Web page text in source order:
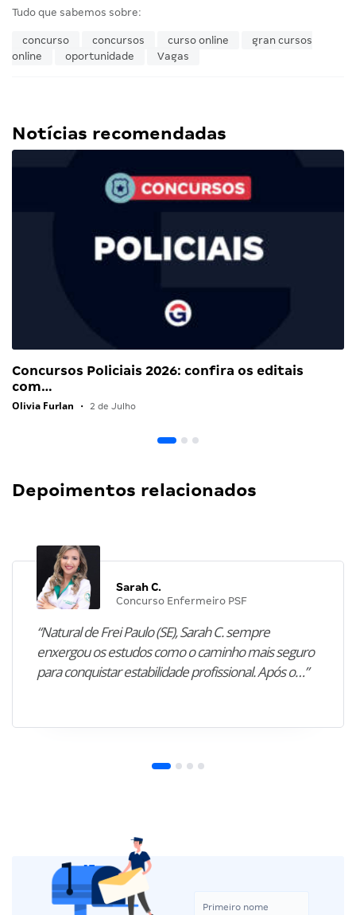
Tudo que sabemos sobre:
concurso concursos curso online
gran cursos
online
oportunidade Vagas
Notícias recomendadas
Concursos Policiais 2026: confira os editais
com…
Olivia Furlan • 2 de Julho
Depoimentos relacionados
Sarah C.
Concurso Enfermeiro PSF
“Natural de Frei Paulo (SE), Sarah C. sempre
enxergou os estudos como o caminho mais seguro
para conquistar estabilidade profissional. Após o…”